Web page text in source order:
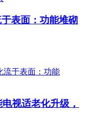
表面：功能堆砌
视适老化升级，